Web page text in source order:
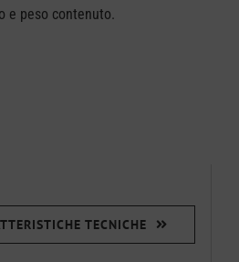
TECNICHE
e peso contenuto.